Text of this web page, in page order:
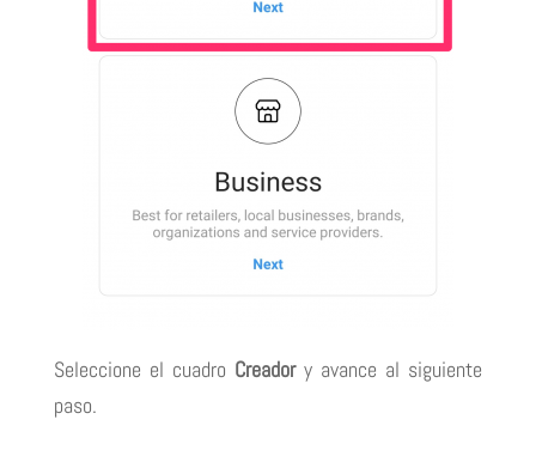
Seleccione el cuadro Creador y avance al siguiente
paso.